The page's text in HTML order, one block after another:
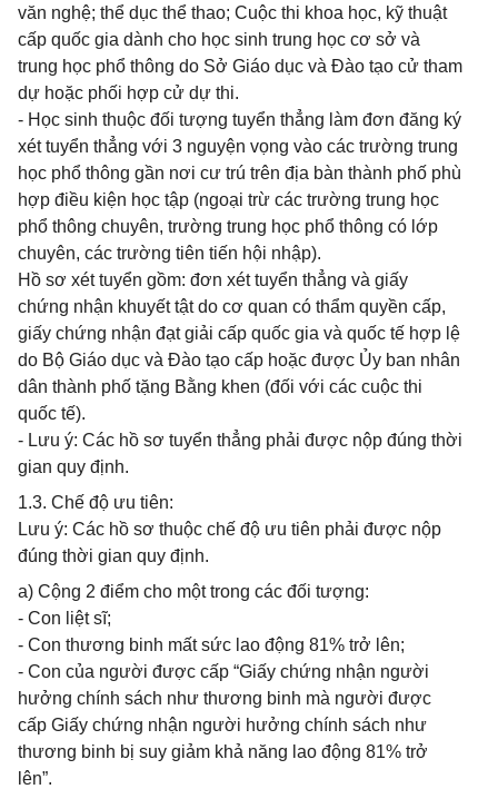
văn nghệ; thể dục thể thao; Cuộc thi khoa học, kỹ thuật
cấp quốc gia dành cho học sinh trung học cơ sở và
trung học phổ thông do Sở Giáo dục và Đào tạo cử tham
dự hoặc phối hợp cử dự thi.
- Học sinh thuộc đối tượng tuyển thẳng làm đơn đăng ký
xét tuyển thẳng với 3 nguyện vọng vào các trường trung
học phổ thông gần nơi cư trú trên địa bàn thành phố phù
hợp điều kiện học tập (ngoại trừ các trường trung học
phổ thông chuyên, trường trung học phổ thông có lớp
chuyên, các trường tiên tiến hội nhập).
Hồ sơ xét tuyển gồm: đơn xét tuyển thẳng và giấy
chứng nhận khuyết tật do cơ quan có thẩm quyền cấp,
giấy chứng nhận đạt giải cấp quốc gia và quốc tế hợp lệ
do Bộ Giáo dục và Đào tạo cấp hoặc được Ủy ban nhân
dân thành phố tặng Bằng khen (đối với các cuộc thi
quốc tế).
- Lưu ý: Các hồ sơ tuyển thẳng phải được nộp đúng thời
gian quy định.
1.3. Chế độ ưu tiên:
Lưu ý: Các hồ sơ thuộc chế độ ưu tiên phải được nộp
đúng thời gian quy định.
a) Cộng 2 điểm cho một trong các đối tượng:
- Con liệt sĩ;
- Con thương binh mất sức lao động 81% trở lên;
- Con của người được cấp “Giấy chứng nhận người
hưởng chính sách như thương binh mà người được
cấp Giấy chứng nhận người hưởng chính sách như
thương binh bị suy giảm khả năng lao động 81% trở
lên”.